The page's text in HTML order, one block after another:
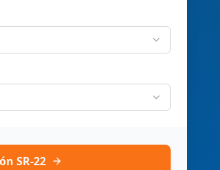
SR-22